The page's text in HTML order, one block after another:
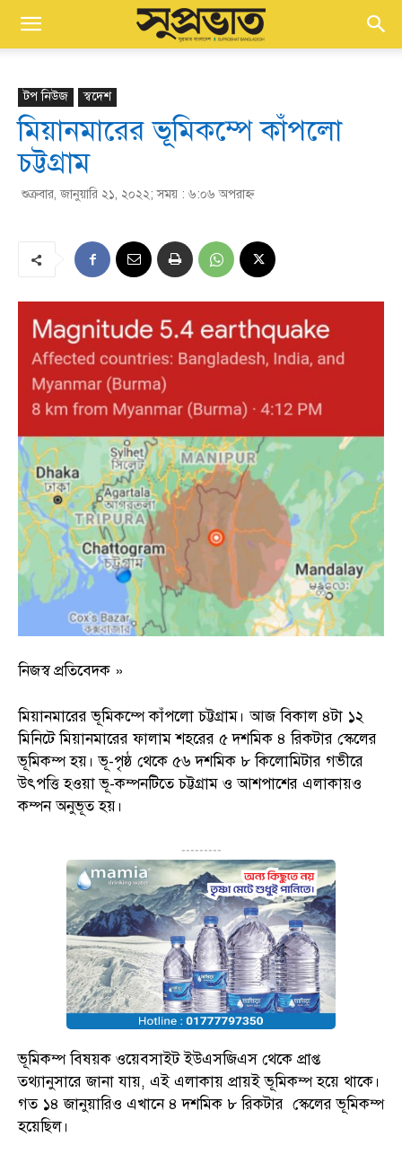
টপ নিউজ স্বদেশ
মিয়ানমারের ভূমিকম্পে কাঁপলো
চট্টগ্রাম
শুক্রবার, জানুয়ারি ২১, ২০২২; সময় : ৬:০৬ অপরাহ্ণ
নিজস্ব প্রতিবেদক »
মিয়ানমারের ভূমিকম্পে কাঁপলো চট্টগ্রাম। আজ বিকাল ৪টা ১২
মিনিটে মিয়ানমারের ফালাম শহরের ৫ দশমিক ৪ রিকটার স্কেলের
ভূমিকম্প হয়। ভূ-পৃষ্ঠ থেকে ৫৬ দশমিক ৮ কিলোমিটার গভীরে
উৎপত্তি হওয়া ভূ-কম্পনটিতে চট্টগ্রাম ও আশপাশের এলাকায়ও
কম্পন অনুভূত হয়।
---------
ভূমিকম্প বিষয়ক ওয়েবসাইট ইউএসজিএস থেকে প্রাপ্ত
তথ্যানুসারে জানা যায়, এই এলাকায় প্রায়ই ভূমিকম্প হয়ে থাকে।
গত ১৪ জানুয়ারিও এখানে ৪ দশমিক ৮ রিকটার স্কেলের ভূমিকম্প
হয়েছিল।